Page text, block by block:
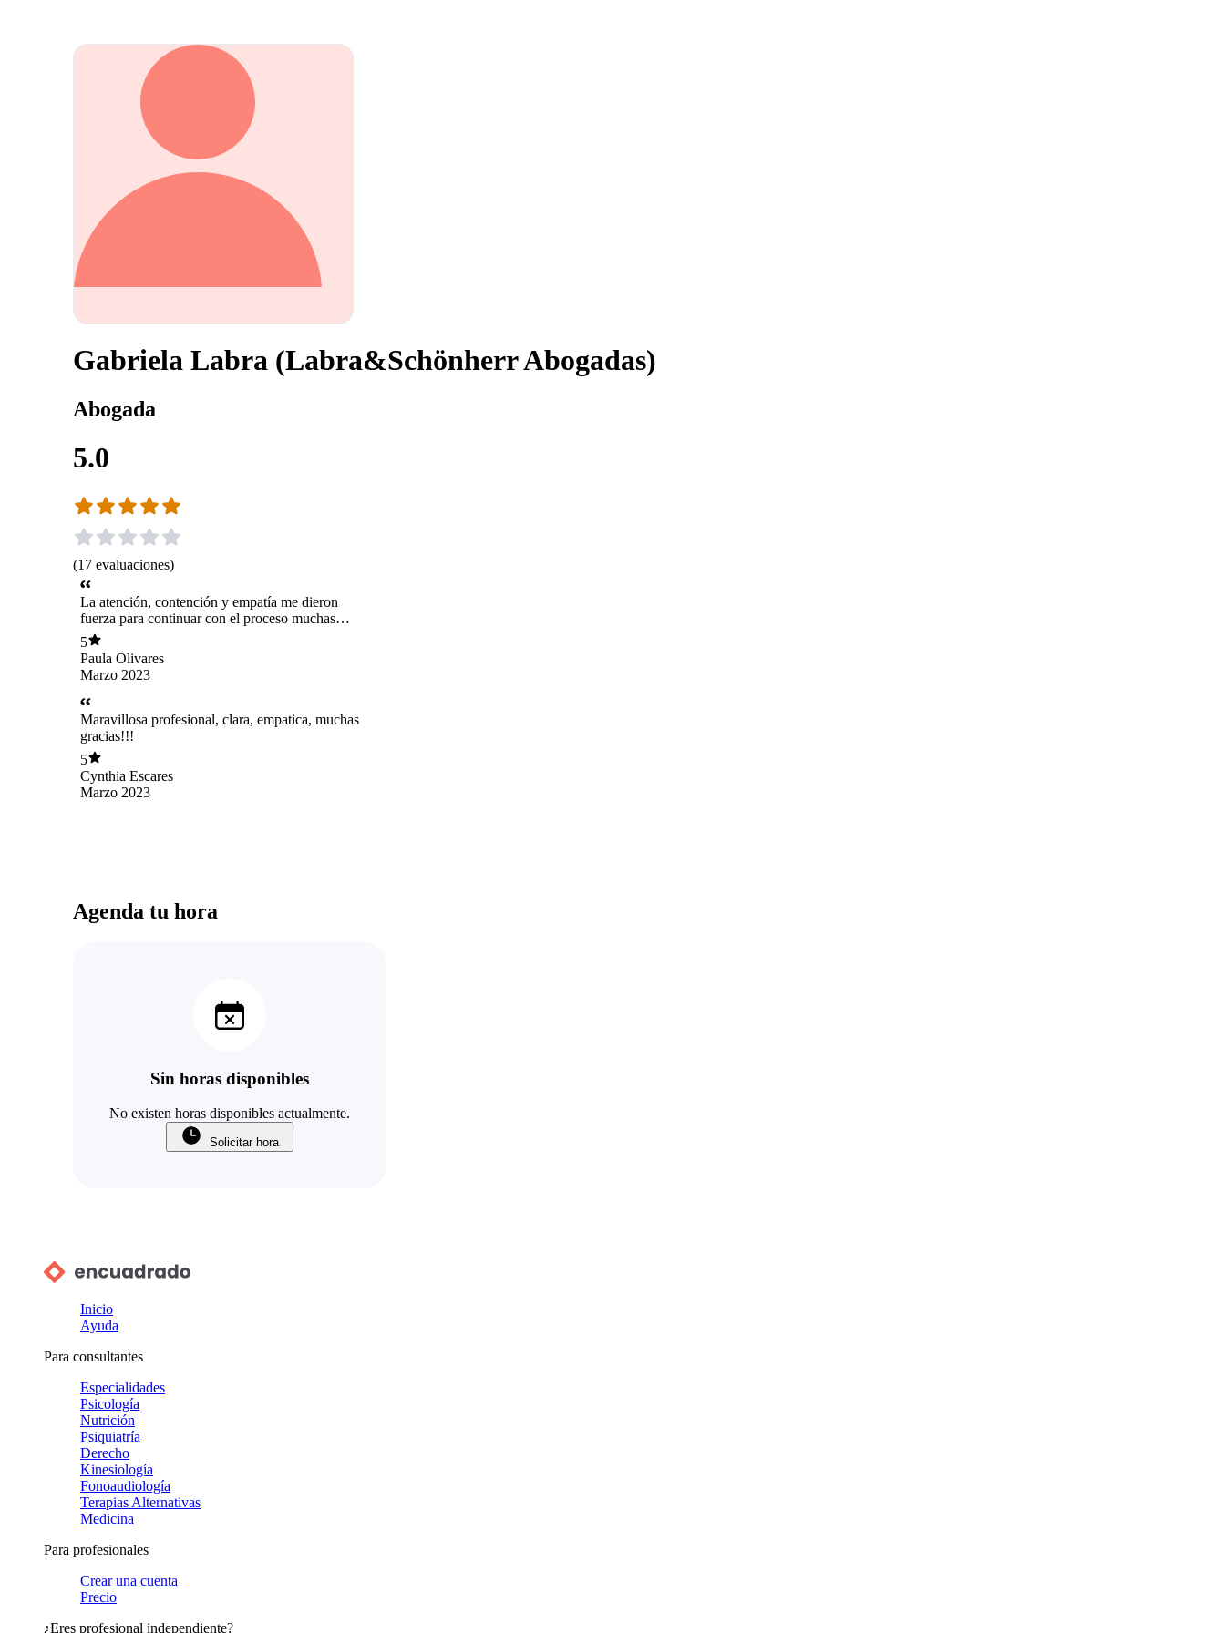
Gabriela Labra (Labra&Schönherr Abogadas)
Abogada
5.0
(17 evaluaciones)
La atención, contención y empatía me dieron
fuerza para continuar con el proceso muchas
gracias
5
Paula Olivares
Marzo 2023
Maravillosa profesional, clara, empatica, muchas
gracias!!!
5
Cynthia Escares
Marzo 2023
Agenda tu hora
Sin horas disponibles
No existen horas disponibles actualmente.
Solicitar hora
Inicio
Ayuda
Para consultantes
Especialidades
Psicología
Nutrición
Psiquiatría
Derecho
Kinesiología
Fonoaudiología
Terapias Alternativas
Medicina
Para profesionales
Crear una cuenta
Precio
¿Eres profesional independiente?